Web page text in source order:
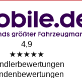
4,9
★★★★★